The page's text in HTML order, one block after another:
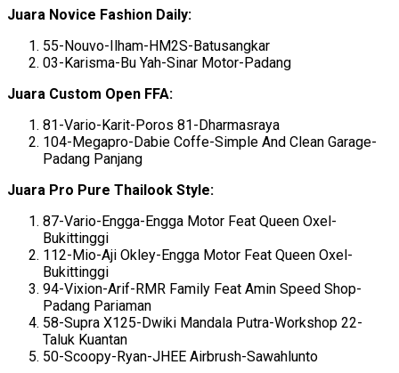
Juara Novice Fashion Daily:
55-Nouvo-Ilham-HM2S-Batusangkar
03-Karisma-Bu Yah-Sinar Motor-Padang
Juara Custom Open FFA:
81-Vario-Karit-Poros 81-Dharmasraya
104-Megapro-Dabie Coffe-Simple And Clean Garage-
Padang Panjang
Juara Pro Pure Thailook Style:
87-Vario-Engga-Engga Motor Feat Queen Oxel-
Bukittinggi
112-Mio-Aji Okley-Engga Motor Feat Queen Oxel-
Bukittinggi
94-Vixion-Arif-RMR Family Feat Amin Speed Shop-
Padang Pariaman
58-Supra X125-Dwiki Mandala Putra-Workshop 22-
Taluk Kuantan
50-Scoopy-Ryan-JHEE Airbrush-Sawahlunto